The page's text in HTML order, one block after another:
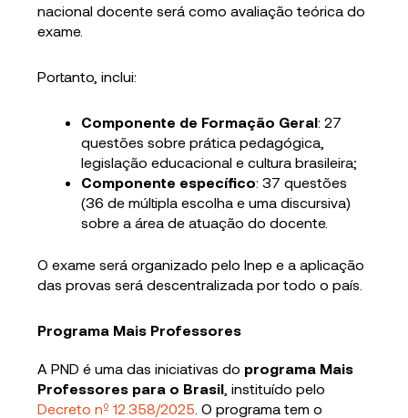
nacional docente será como avaliação teórica do
exame.
Portanto, inclui:
Componente de Formação Geral: 27
questões sobre prática pedagógica,
legislação educacional e cultura brasileira;
Componente específico: 37 questões
(36 de múltipla escolha e uma discursiva)
sobre a área de atuação do docente.
O exame será organizado pelo Inep e a aplicação
das provas será descentralizada por todo o país.
Programa Mais Professores
A PND é uma das iniciativas do programa Mais
Professores para o Brasil , instituído pelo
Decreto nº 12.358/2025 . O programa tem o